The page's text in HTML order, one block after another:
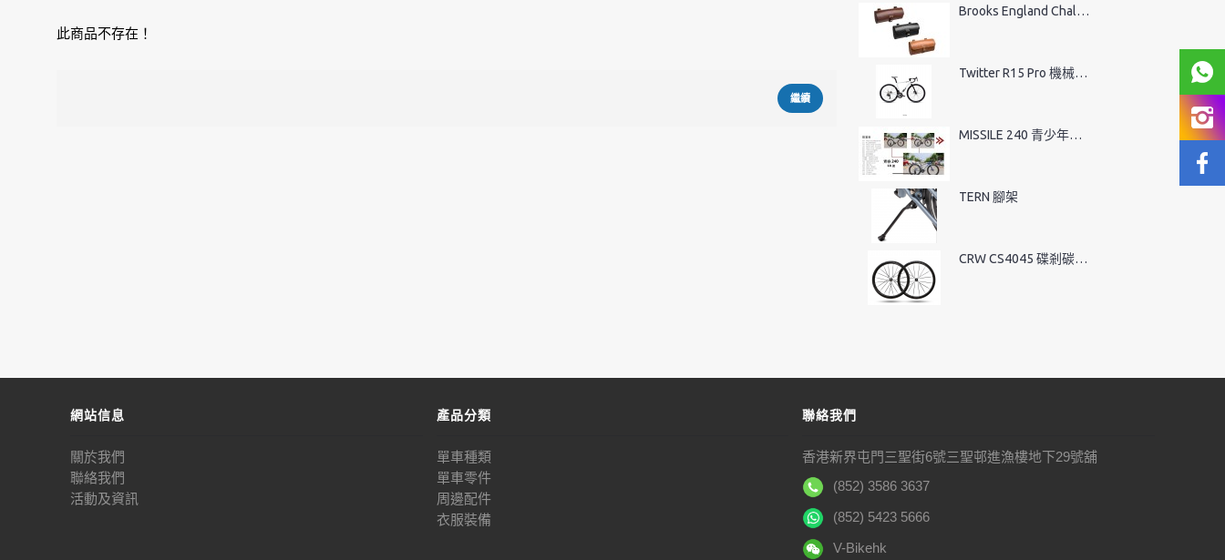
Brooks England Challenge 1.5升 真皮座位尾袋
Twitter R15 Pro 機械/電子變速版
MISSILE 240 青少年公路單車
TERN 腳架
CRW CS4045 碟剎碳纖輪組-HG
此商品不存在！
繼續
網站信息
關於我們
聯絡我們
活動及資訊
產品分類
單車種類
單車零件
周邊配件
衣服裝備
聯絡我們
香港新界屯門三聖街6號三聖邨進漁樓地下29號舖
(852) 3586 3637
(852) 5423 5666
V-Bikehk